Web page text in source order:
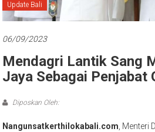
Bali
Update Bali
06/09/2023
Mendagri Lantik Sang
Jaya Sebagai Penjabat
Diposkan Oleh:
Nangunsatkerthilokabali.com ,